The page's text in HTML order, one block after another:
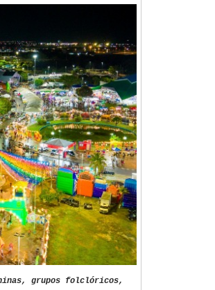
grupos folclóricos,